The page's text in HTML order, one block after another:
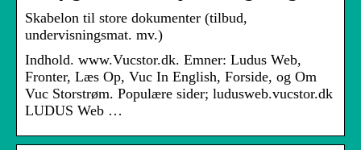
Skabelon til store dokumenter (tilbud,
undervisningsmat. mv.)
Indhold. www.Vucstor.dk. Emner: Ludus Web,
Fronter, Læs Op, Vuc In English, Forside, og Om
Vuc Storstrøm. Populære sider; ludusweb.vucstor.dk
LUDUS Web …